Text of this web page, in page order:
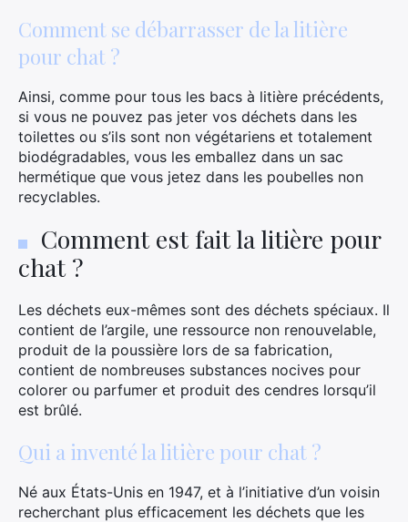
Comment se débarrasser de la litière
pour chat ?
Ainsi, comme pour tous les bacs à litière précédents,
si vous ne pouvez pas jeter vos déchets dans les
toilettes ou s’ils sont non végétariens et totalement
biodégradables, vous les emballez dans un sac
hermétique que vous jetez dans les poubelles non
recyclables.
Comment est fait la litière pour
chat ?
Les déchets eux-mêmes sont des déchets spéciaux. Il
contient de l’argile, une ressource non renouvelable,
produit de la poussière lors de sa fabrication,
contient de nombreuses substances nocives pour
colorer ou parfumer et produit des cendres lorsqu’il
est brûlé.
Qui a inventé la litière pour chat ?
Né aux États-Unis en 1947, et à l’initiative d’un voisin
recherchant plus efficacement les déchets que les